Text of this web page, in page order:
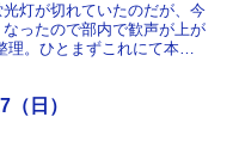
灯が切れていたのだが、今
ったので部内で歓声が上が
理。ひとまずこれにて本文
（日）